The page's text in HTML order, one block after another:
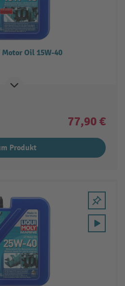
Motor Oil 15W-40
77,90 €
Produkt